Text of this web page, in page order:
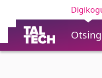
Otsing